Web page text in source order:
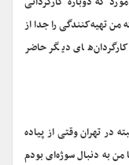
من تهیه‌کنندگی را جدا از
دیگر حاضر
در تهران وقتی از پیاده
به دنبال سوژه‌ای بودم